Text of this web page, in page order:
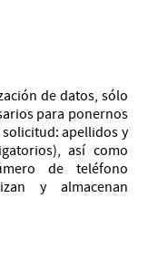
de datos, sólo
para ponernos
apellidos y
así como
de teléfono
y almacenan